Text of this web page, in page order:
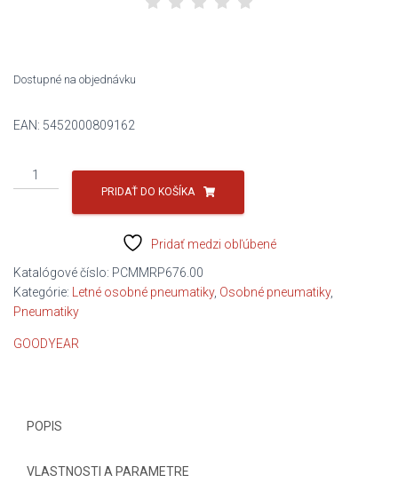
Dostupné na objednávku
EAN: 5452000809162
množstvo
GOODYEAR
205/55R17
Performance
A/B/B/69dB
PRIDAŤ DO KOŠÍKA
Pridať medzi obľúbené
Katalógové číslo: PCMMRP676.00
Kategórie:
Letné osobné pneumatiky, Osobné pneumatiky,
Pneumatiky
GOODYEAR
POPIS
VLASTNOSTI A PARAMETRE